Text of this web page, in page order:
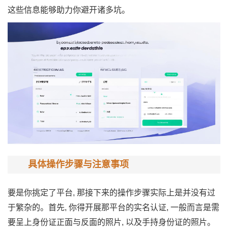
这些信息能够助力你避开诸多坑。
具体操作步骤与注意事项
要是你挑定了平台, 那接下来的操作步骤实际上是并没有过
于繁杂的。首先, 你得开展那平台的实名认证, 一般而言是需
要呈上身份证正面与反面的照片, 以及手持身份证的照片。